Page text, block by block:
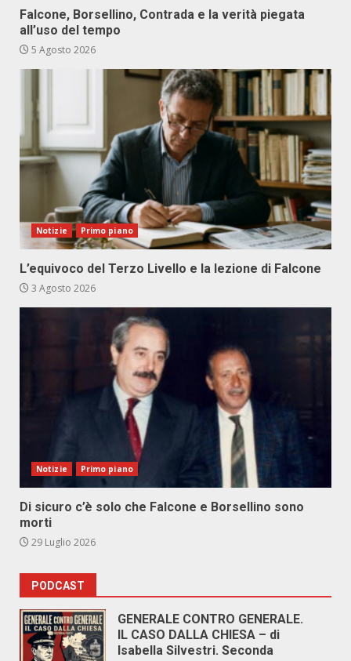
Falcone, Borsellino, Contrada e la verità piegata
all’uso del tempo
5 Agosto 2026
Notizie Primo piano
L’equivoco del Terzo Livello e la lezione di Falcone
3 Agosto 2026
Notizie Primo piano
Di sicuro c’è solo che Falcone e Borsellino sono
morti
29 Luglio 2026
PODCAST
GENERALE CONTRO GENERALE.
IL CASO DALLA CHIESA – di
Isabella Silvestri. Seconda